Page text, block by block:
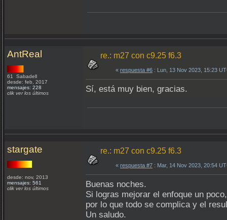
AntReal
61 Sabadell
desde: feb, 2017
mensajes: 228
clik ver los últimos
re.: m27 con c9.25 f6.3
« respuesta #6 : Lun, 13 Nov 2023, 15:23
Sí, está muy bien, gracias.
stargate
desde: nov, 2013
mensajes: 561
clik ver los últimos
re.: m27 con c9.25 f6.3
« respuesta #7 : Mar, 14 Nov 2023, 20:54
Buenas noches.
Si logras mejorar el enfoque un
por lo que todo se complica y el
Un saludo.